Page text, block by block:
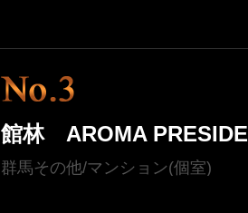
館林 AROMA
群馬その他/マンション(個室)